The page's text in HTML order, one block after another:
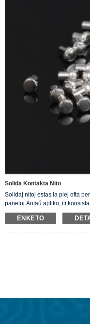
Solida Kontakta Nito
Solidaj nitoj estas la plej ofta
paneloj.Antaŭ apliko, ili
ĉe unu fino.Ni proponas niajn
konduktiloj de elektro.
ENKETO